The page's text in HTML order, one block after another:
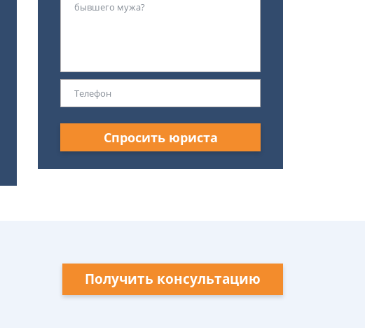
Спросить юриста
Получить консультацию